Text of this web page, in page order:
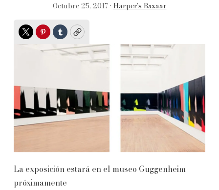
Octubre 25, 2017 • Harper’s Bazaar
TwitterPinterest
TumblrCopy
La exposición estará en el museo Guggenheim
próximamente